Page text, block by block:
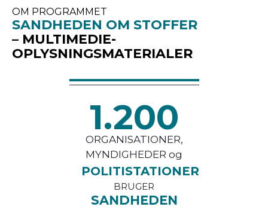
OM PROGRAMMET
SANDHEDEN OM STOFFER
– MULTIMEDIE-
OPLYSNINGSMATERIALER
1.200
ORGANISATIONER,
MYNDIGHEDER og
POLITISTATIONER
BRUGER
SANDHEDEN